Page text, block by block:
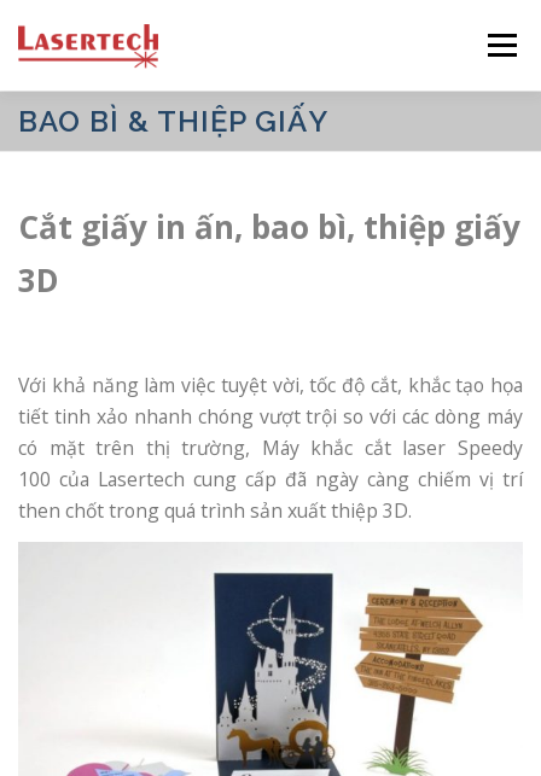
Menu
CÔNG TY SẢN PHẨM DỊCH VỤ
CÔNG NGHIỆP CÔNG NGHỆ DỰ ÁN
English
日本語
Tiếng Việt
BAO BÌ & THIỆP GIẤY
Cắt giấy in ấn, bao bì, thiệp giấy
3D
Với khả năng làm việc tuyệt vời, tốc độ cắt, khắc tạo họa
tiết tinh xảo nhanh chóng vượt trội so với các dòng máy
có mặt trên thị trường, Máy khắc cắt laser Speedy
100 của Lasertech cung cấp đã ngày càng chiếm vị trí
then chốt trong quá trình sản xuất thiệp 3D.